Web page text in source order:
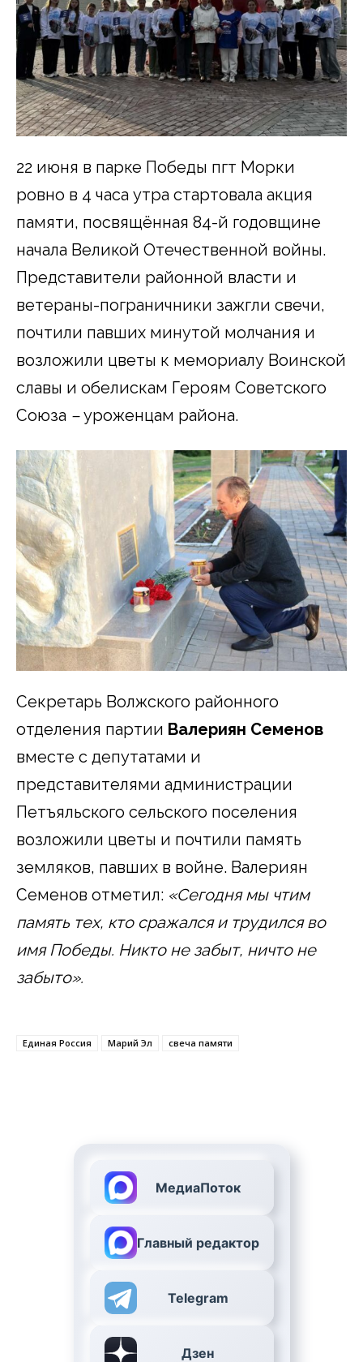
22 июня в парке Победы пгт Морки
ровно в 4 часа утра стартовала акция
памяти, посвящённая 84-й годовщине
начала Великой Отечественной войны.
Представители районной власти и
ветераны-пограничники зажгли свечи,
почтили павших минутой молчания и
возложили цветы к мемориалу Воинской
славы и обелискам Героям Советского
Союза –уроженцам района.
Секретарь Волжского районного
отделения партии Валериян Семенов
вместе с депутатами и
представителями администрации
Петъяльского сельского поселения
возложили цветы и почтили память
земляков, павших в войне. Валериян
Семенов отметил: «Сегодня мы чтим
память тех, кто сражался и трудился во
имя Победы. Никто не забыт, ничто не
забыто».
Единая Россия Марий Эл свеча памяти
МедиаПоток
Главный редактор
Telegram
Дзен